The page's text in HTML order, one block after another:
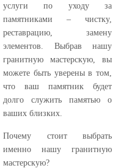
услуги по уходу за
памятниками – чистку,
реставрацию, замену
элементов. Выбрав нашу
гранитную мастерскую, вы
можете быть уверены в том,
что ваш памятник будет
долго служить памятью о
ваших близких.
Почему стоит выбрать
именно нашу гранитную
мастерскую?